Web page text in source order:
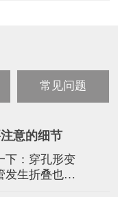
常见问题
意的细节
下：穿孔形变
发生折叠也与